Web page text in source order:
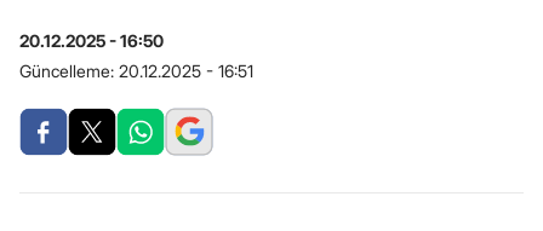
20.12.2025 - 16:50
Güncelleme: 20.12.2025 - 16:51